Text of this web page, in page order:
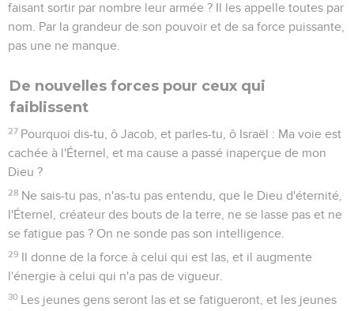
faisant sortir par nombre leur armée ? Il les appelle toutes par
nom. Par la grandeur de son pouvoir et de sa force puissante,
pas une ne manque.
De nouvelles forces pour ceux qui
faiblissent
27 Pourquoi dis-tu, ô Jacob, et parles-tu, ô Israël : Ma voie est
cachée à l'Éternel, et ma cause a passé inaperçue de mon
Dieu ?
28 Ne sais-tu pas, n'as-tu pas entendu, que le Dieu d'éternité,
l'Éternel, créateur des bouts de la terre, ne se lasse pas et ne
se fatigue pas ? On ne sonde pas son intelligence.
29 Il donne de la force à celui qui est las, et il augmente
l'énergie à celui qui n'a pas de vigueur.
30 Les jeunes gens seront las et se fatigueront, et les jeunes